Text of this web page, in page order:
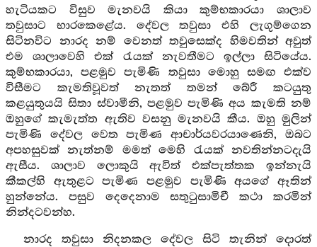
හැටියකට විසුව මැනවයි කියා කුම්භකාරයා ශාලාව
තවුසාට භාරකෙළේය. දේවල තවුසා එහි ලැගුම්ගෙන
සිටිනවිට නාරද නම් වෙනත් තවුසෙක්ද හිමවතින් අවුත්
එම ශාලාවෙහි එක් රැයක් නැවතීමට ඉල්ලා සිටියේය.
කුම්භකාරයා, පළමුව පැමිණි තවුසා මොහු සමඟ එක්ව
විසීමට කැමතිවූවත් නැතත් තමන් බේරී කටයුතු
කළයුතුයයි සිතා ස්වාමීනි, පළමුව පැමිණි අය කැමති නම්
ඔහුගේ කැමැත්ත ඇතිව වසනු මැනවයි කීය. ඔහු මුලින්
පැමිණි දේවල වෙත පැමිණ ආචාර්යවරයාණෙනි, ඔබට
අපහසුවක් නැත්නම් මමත් මෙහි රැයක් නවතින්නටදැයි
ඇසීය. ශාලාව ලොකුයි ඇවිත් එක්පැත්තක ඉන්නැයි
කීකල්හි ඇතුළට පැමිණ පළමුව පැමිණි අයගේ ඈතින්
හුන්නේය. පසුව දෙදෙනාම සතුටුසාමිචී කථා කරමින්
නින්දටවන්හ.
නාරද තවුසා නිදනකල දේවල සිටි තැනින් දොරත්